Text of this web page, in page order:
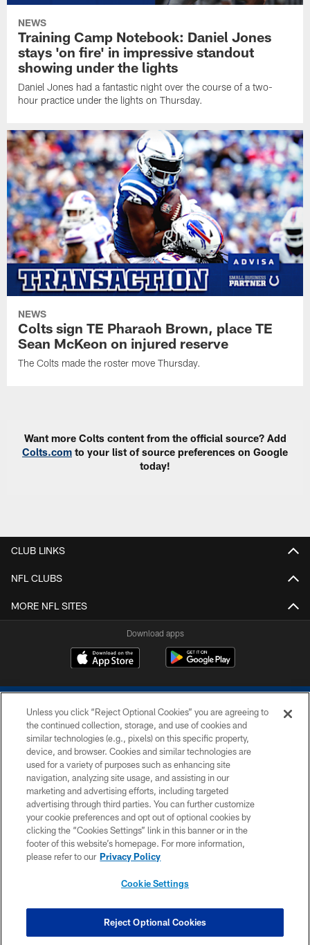
NEWS
Training Camp Notebook: Daniel Jones
stays 'on fire' in impressive standout
showing under the lights
Daniel Jones had a fantastic night over the course of a two-
hour practice under the lights on Thursday.
NEWS
Colts sign TE Pharaoh Brown, place TE
Sean McKeon on injured reserve
The Colts made the roster move Thursday.
Want more Colts content from the official source? Add
Colts.com to your list of source preferences on Google
today!
CLUB LINKS
NFL CLUBS
MORE NFL SITES
Download apps
COPYRIGHT © 2026 COLTS, INC.
PRIVACY POLICY
ACCESSIBILITY
CONTACT US
SITE MAP
COOKIE SETTINGS
Unless you click “Reject Optional Cookies” you are agreeing to
the continued collection, storage, and use of cookies and
similar technologies (e.g., pixels) on this specific property,
device, and browser. Cookies and similar technologies are
used for a variety of purposes such as enhancing site
navigation, analyzing site usage, and assisting in our
marketing and advertising efforts, including targeted
advertising through third parties. You can further customize
your cookie preferences and opt out of optional cookies by
clicking the “Cookies Settings” link in this banner or in the
footer of this website’s homepage. For more information,
please refer to our Privacy Policy
Cookie Settings
Reject Optional Cookies